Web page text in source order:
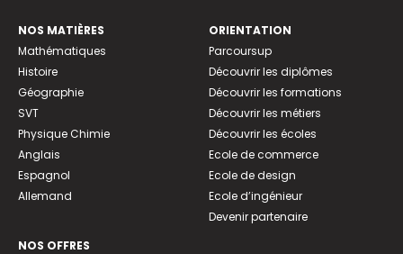
NOS MATIÈRES
Mathématiques
Histoire
Géographie
SVT
Physique Chimie
Anglais
Espagnol
Allemand
NOS OFFRES
ORIENTATION
Parcoursup
Découvrir les diplômes
Découvrir les formations
Découvrir les métiers
Découvrir les écoles
Ecole de commerce
Ecole de design
Ecole d’ingénieur
Devenir partenaire